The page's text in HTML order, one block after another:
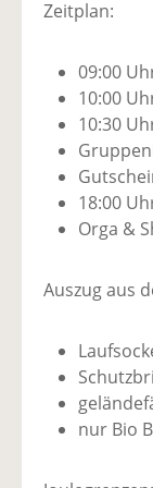
Zeitplan:
09:00
10:00
10:30
18:00
Orga &
Auszug aus
nur Bio